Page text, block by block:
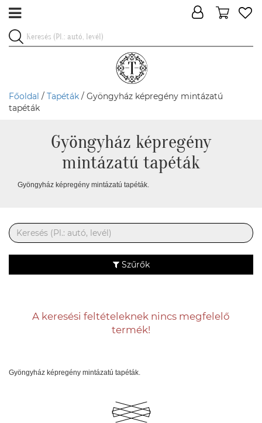
Főoldal / Tapéták / Gyöngyház képregény mintázatú
tapéták
Gyöngyház képregény
mintázatú tapéták
Gyöngyház képregény mintázatú tapéták.
Szűrők
A keresési feltételeknek nincs megfelelő
termék!
Gyöngyház képregény mintázatú tapéták.